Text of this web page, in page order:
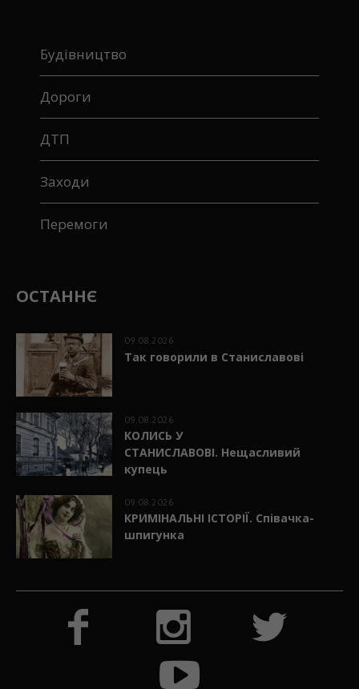
Будівництво
Дороги
ДТП
Заходи
Перемоги
ОСТАННЄ
09.08.2026
Так говорили в Станиславові
09.08.2026
КОЛИСЬ У
СТАНИСЛАВОВІ. Нещасливий
купець
09.08.2026
КРИМІНАЛЬНІ ІСТОРІЇ. Співачка-
шпигунка